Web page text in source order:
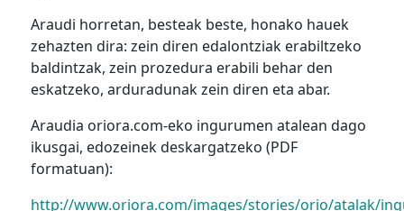
Araudi horretan, besteak beste, honako hauek
zehazten dira: zein diren edalontziak erabiltzeko
baldintzak, zein prozedura erabili behar den
eskatzeko, arduradunak zein diren eta abar.
Araudia oriora.com-eko ingurumen atalean dago
ikusgai, edozeinek deskargatzeko (PDF
formatuan):
http://www.oriora.com/images/stories/orio/atalak/